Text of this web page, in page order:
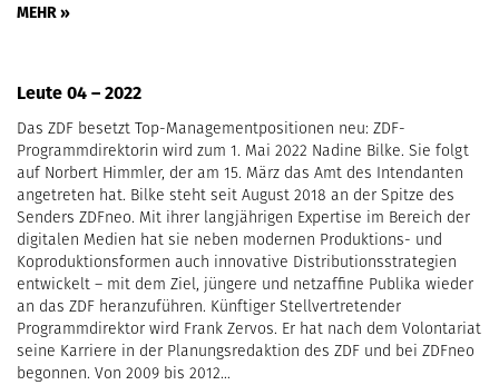
MEHR »
Leute 04 – 2022
Das ZDF besetzt Top-Managementpositionen neu: ZDF-
Programmdirektorin wird zum 1. Mai 2022 Nadine Bilke. Sie folgt
auf Norbert Himmler, der am 15. März das Amt des Intendanten
angetreten hat. Bilke steht seit August 2018 an der Spitze des
Senders ZDFneo. Mit ihrer langjährigen Expertise im Bereich der
digitalen Medien hat sie neben modernen Produktions- und
Koproduktionsformen auch innovative Distributionsstrategien
entwickelt – mit dem Ziel, jüngere und netzaffine Publika wieder
an das ZDF heranzuführen. Künftiger Stellvertretender
Programmdirektor wird Frank Zervos. Er hat nach dem Volontariat
seine Karriere in der Planungsredaktion des ZDF und bei ZDFneo
begonnen. Von 2009 bis 2012…